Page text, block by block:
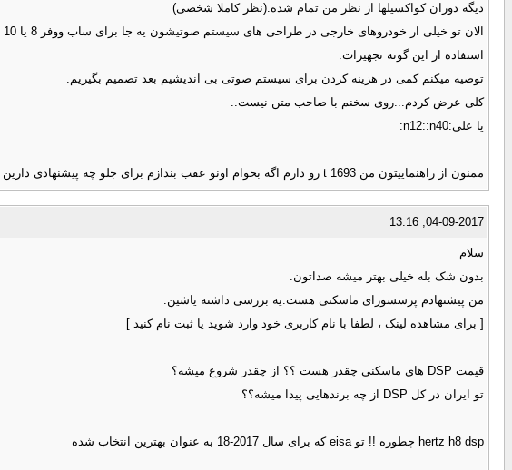
دیگه دوران کواکسیلها از نظر من تمام شده.(نظر کاملا شخصی)
استفاده از این گونه تجهیزات.
توصیه میکنم کمی در هزینه کردن برای سیستم صوتی بی اندیشیم بعد تصمیم بگیریم.
کلی عرض کردم...روی سخنم با صاحب متن نیست..
یا علی:n12::n40:
ممنون از راهنماییتون من t 1693 رو دارم اگه بخوام اونو عقب بندازم برای جلو چه پیشنهادی دارین ممنون میشم میخوام صدای شفاف و واضح بگیرم
04-09-2017, 13:16
سلام
بدون شک بله خیلی بهتر میشه صداتون.
من پیشنهادم پرسسورای ماسکنی هست.یه بررسی داشته یاشین.
[ برای مشاهده لینک ، لطفا با نام کاربری خود وارد شوید یا ثبت نام کنید ]
قیمت DSP های ماسکنی چقدر هست ؟؟ از چقدر شروع میشه؟
تو ایران در کل DSP از چه برندهایی پیدا میشه؟؟
hertz h8 dsp چطوره !! تو eisa که برای سال 2017-18 به عنوان بهترین انتخاب شده